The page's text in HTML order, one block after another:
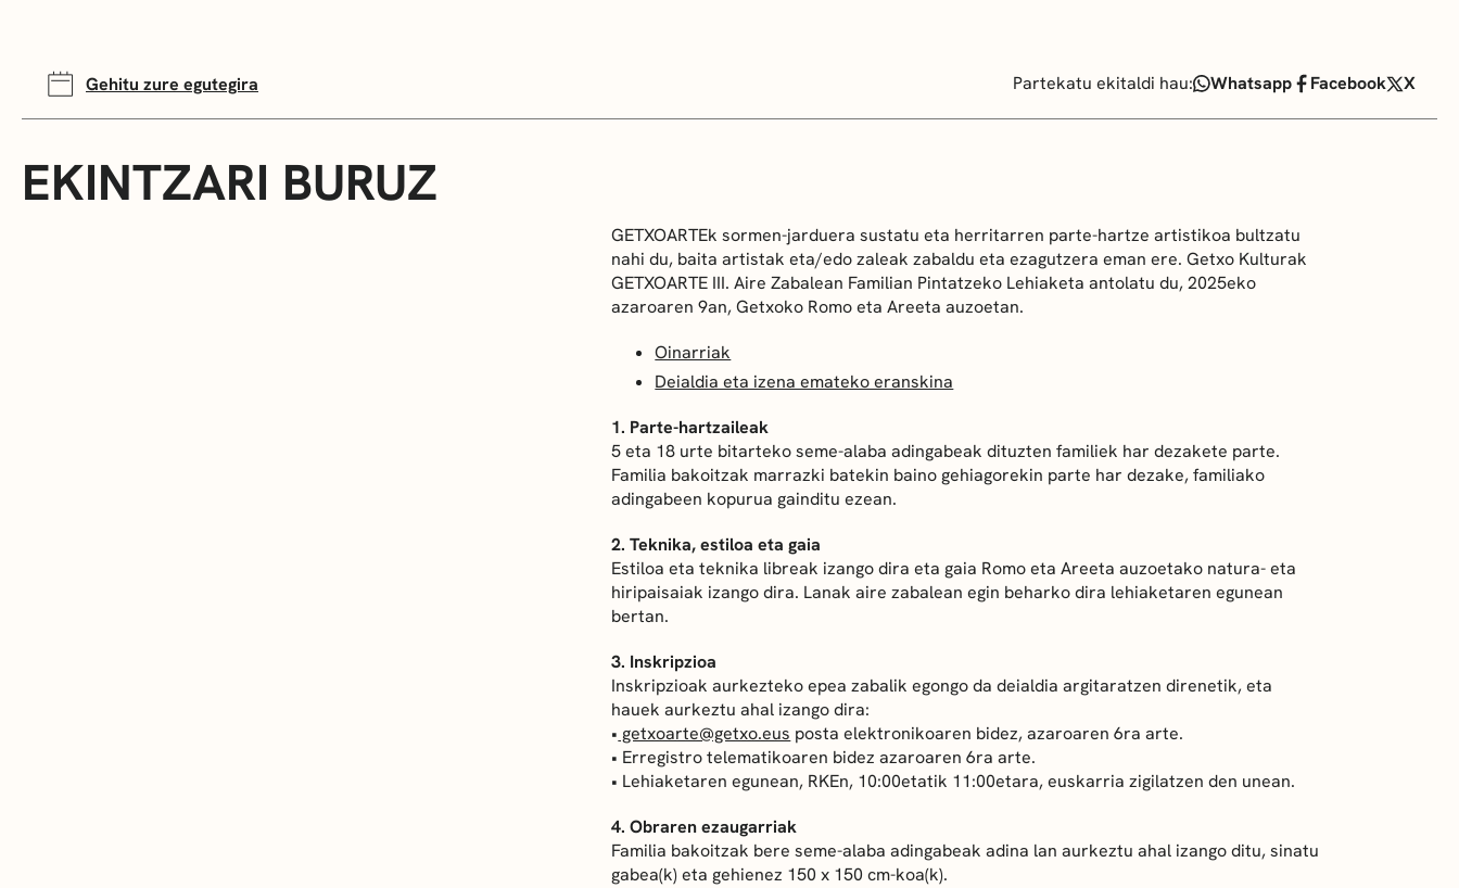
Gehitu zure egutegira Partekatu ekitaldi hau: Whatsapp Facebook X
EKINTZARI BURUZ
GETXOARTEk sormen-jarduera sustatu eta herritarren parte-hartze artistikoa bultzatu
nahi du, baita artistak eta/edo zaleak zabaldu eta ezagutzera eman ere. Getxo Kulturak
GETXOARTE III. Aire Zabalean Familian Pintatzeko Lehiaketa antolatu du, 2025eko
azaroaren 9an, Getxoko Romo eta Areeta auzoetan.
Oinarriak
Deialdia eta izena emateko eranskina
1. Parte-hartzaileak
5 eta 18 urte bitarteko seme-alaba adingabeak dituzten familiek har dezakete parte.
Familia bakoitzak marrazki batekin baino gehiagorekin parte har dezake, familiako
adingabeen kopurua gainditu ezean.
2. Teknika, estiloa eta gaia
Estiloa eta teknika libreak izango dira eta gaia Romo eta Areeta auzoetako natura- eta
hiripaisaiak izango dira. Lanak aire zabalean egin beharko dira lehiaketaren egunean
bertan.
3. Inskripzioa
Inskripzioak aurkezteko epea zabalik egongo da deialdia argitaratzen direnetik, eta
hauek aurkeztu ahal izango dira:
• getxoarte@getxo.eus posta elektronikoaren bidez, azaroaren 6ra arte.
• Erregistro telematikoaren bidez azaroaren 6ra arte.
• Lehiaketaren egunean, RKEn, 10:00etatik 11:00etara, euskarria zigilatzen den unean.
4. Obraren ezaugarriak
Familia bakoitzak bere seme-alaba adingabeak adina lan aurkeztu ahal izango ditu, sinatu
gabea(k) eta gehienez 150 x 150 cm-koa(k).